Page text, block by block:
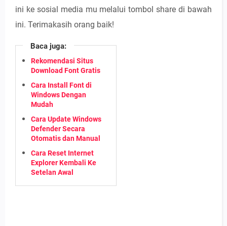
ini ke sosial media mu melalui tombol share di bawah
ini. Terimakasih orang baik!
Baca juga:
Rekomendasi Situs
Download Font Gratis
Cara Install Font di
Windows Dengan
Mudah
Cara Update Windows
Defender Secara
Otomatis dan Manual
Cara Reset Internet
Explorer Kembali Ke
Setelan Awal